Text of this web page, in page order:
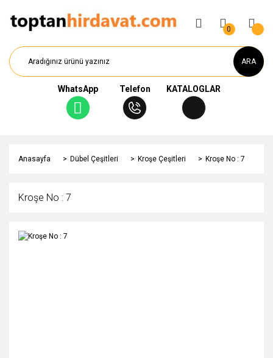
ARA
WhatsApp Telefon KATALOGLAR
0
Anasayfa Dübel Çeşitleri Kroşe Çeşitleri Kroşe No : 7
Kroşe No : 7